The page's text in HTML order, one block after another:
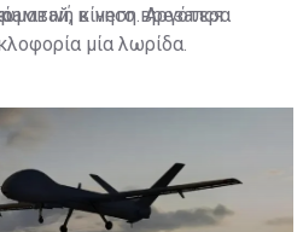
κίνηση. Αργότερα
μία λωρίδα.
в него врезался
для жизни. Лёгкие ранения
August 6, 2026